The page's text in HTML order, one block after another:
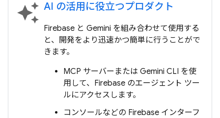
auto_awesome AI の活用に役立つプロダクト
Firebase と Gemini を組み合わせて使用する
と、開発をより迅速かつ簡単に行うことがで
きます。
MCP サーバーまたは Gemini CLI を使
用して、Firebase のエージェント ツー
ルにアクセスします。
コンソールなどの Firebase インターフ